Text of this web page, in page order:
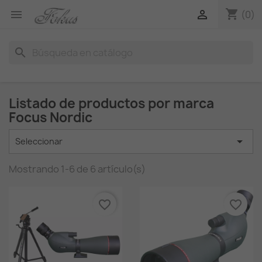
 shopping_cart (0)

search
Listado de productos por marca
Focus Nordic
Seleccionar 
Mostrando 1-6 de 6 artículo(s)
favorite_border favorite_border